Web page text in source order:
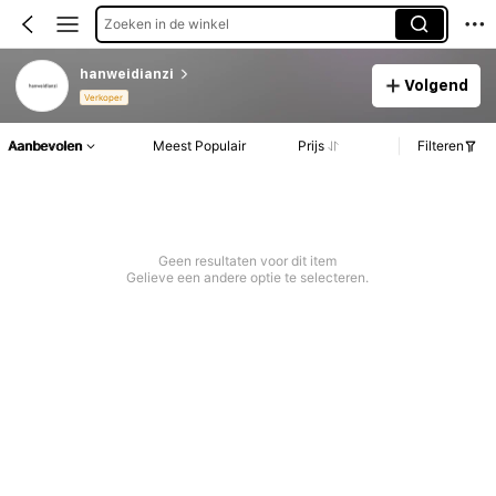
Zoeken in de winkel
hanweidianzi
Verkoper
Volgend
Aanbevolen Meest Populair Prijs Filteren
Geen resultaten voor dit item
Gelieve een andere optie te selecteren.